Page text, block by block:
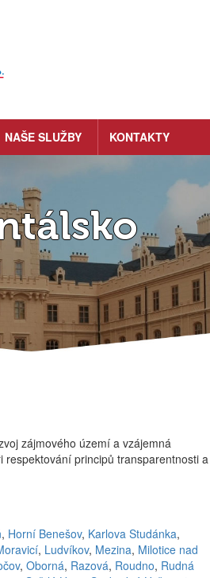
NAŠE SLUŽBY KONTAKTY
zájmového území a vzájemná
respektování principů transparentnosti a
, Horní Benešov, Karlova Studánka,
, Ludvíkov, Mezina, Milotice nad
, Oborná, Razová, Roudno, Rudná